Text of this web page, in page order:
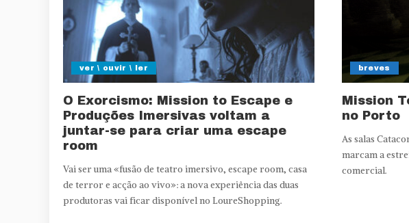
ver \ ouvir \ ler
O Exorcismo: Mission to Escape e
Produções Imersivas voltam a
juntar-se para criar uma escape
room
Vai ser uma «fusão de teatro imersivo, escape room, casa
de terror e acção ao vivo»: a nova experiência das duas
produtoras vai ficar disponível no LoureShopping.
breves
Mission
no Porto
As salas
marcam a
comercial.